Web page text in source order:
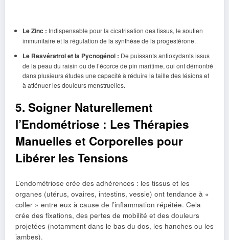
Le Zinc : Indispensable pour la cicatrisation des tissus, le soutien
immunitaire et la régulation de la synthèse de la progestérone.
Le Resvératrol et la Pycnogénol : De puissants antioxydants issus
de la peau du raisin ou de l’écorce de pin maritime, qui ont démontré
dans plusieurs études une capacité à réduire la taille des lésions et
à atténuer les douleurs menstruelles.
5. Soigner Naturellement
l’Endométriose : Les Thérapies
Manuelles et Corporelles pour
Libérer les Tensions
L’endométriose crée des adhérences : les tissus et les
organes (utérus, ovaires, intestins, vessie) ont tendance à «
coller » entre eux à cause de l’inflammation répétée. Cela
crée des fixations, des pertes de mobilité et des douleurs
projetées (notamment dans le bas du dos, les hanches ou les
jambes).